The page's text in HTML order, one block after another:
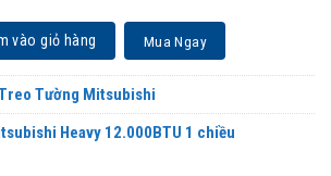
12.000BTU 1 chiều SRK /SRC12CT-S5 số lượng
vào giỏ hàng Mua Ngay
Tường Mitsubishi
Heavy 12.000BTU 1 chiều